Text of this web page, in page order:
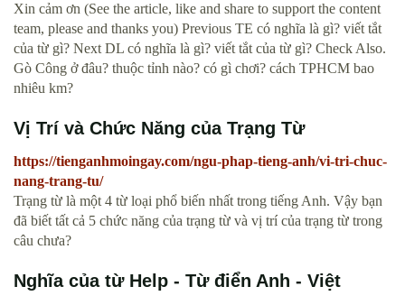
Xin cảm ơn (See the article, like and share to support the content
team, please and thanks you) Previous TE có nghĩa là gì? viết tắt
của từ gì? Next DL có nghĩa là gì? viết tắt của từ gì? Check Also.
Gò Công ở đâu? thuộc tỉnh nào? có gì chơi? cách TPHCM bao
nhiêu km?
Vị Trí và Chức Năng của Trạng Từ
https://tienganhmoingay.com/ngu-phap-tieng-anh/vi-tri-chuc-
nang-trang-tu/
Trạng từ là một 4 từ loại phổ biến nhất trong tiếng Anh. Vậy bạn
đã biết tất cả 5 chức năng của trạng từ và vị trí của trạng từ trong
câu chưa?
Nghĩa của từ Help - Từ điển Anh - Việt